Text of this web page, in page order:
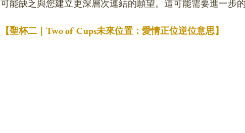
可能缺乏與您建立更深層次連結的願望。這可能需要進一步
【聖杯二｜Two of Cups未來位置：愛情正位逆位意思】